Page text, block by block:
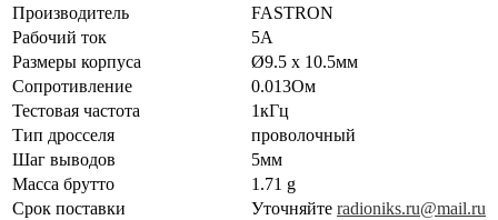
Производитель
FASTRON
Рабочий ток
5А
Размеры корпуса
Ø9.5 x 10.5мм
Сопротивление
0.013Ом
Тестовая частота
1кГц
Тип дросселя
проволочный
Шаг выводов
5мм
Масса брутто
1.71 g
Срок поставки
Уточняйте radioniks.ru@mail.ru